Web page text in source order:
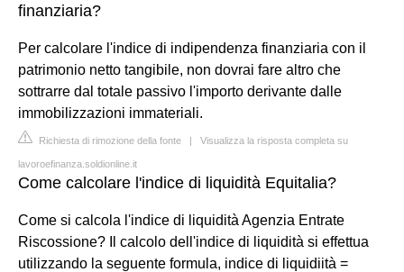
finanziaria?
Per calcolare l'indice di indipendenza finanziaria con il
patrimonio netto tangibile, non dovrai fare altro che
sottrarre dal totale passivo l'importo derivante dalle
immobilizzazioni immateriali.
Richiesta di rimozione della fonte | Visualizza la risposta completa su
lavoroefinanza.soldionline.it
Come calcolare l'indice di liquidità Equitalia?
Come si calcola l'indice di liquidità Agenzia Entrate
Riscossione? Il calcolo dell'indice di liquidità si effettua
utilizzando la seguente formula, indice di liquidiità =